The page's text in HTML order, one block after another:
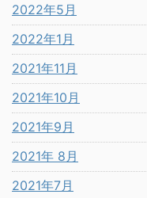
2022年5月
2022年1月
2021年11月
2021年10月
2021年9月
2021年 8月
2021年7月